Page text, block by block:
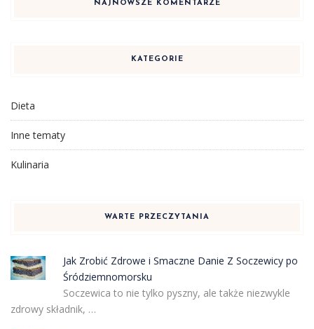
NAJNOWSZE KOMENTARZE
KATEGORIE
Dieta
Inne tematy
Kulinaria
WARTE PRZECZYTANIA
Jak Zrobić Zdrowe i Smaczne Danie Z Soczewicy po
Śródziemnomorsku
Soczewica to nie tylko pyszny, ale także niezwykle
zdrowy składnik, …